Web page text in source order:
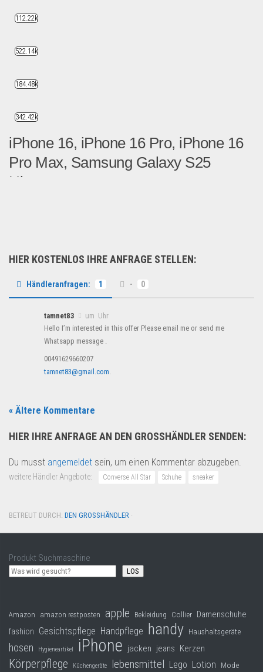
iPhone 16, iPhone 16 Pro, iPhone 16
Pro Max, Samsung Galaxy S25
Ultra,...
HIER KOSTENLOS IHRE ANFRAGE STELLEN:
Händleranfragen: 1 - 0
tamnet83
um Uhr
Hello I’m interested in this offer Please email me or send me
Whatsapp message .
00491629660207
tamnet83@gmail.com.
« Ältere Kommentare
HIER IHRE ANFRAGE AN DEN GROSSHÄNDLER SENDEN:
Du musst angemeldet sein, um einen Kommentar abzugeben.
weitere Händler Angebote: Converse All Star Schuhe sneaker
BETREUT DURCH: DEN GROSSHÄNDLER ·
Produkt Suchmaschine
LOS
Amazon amazon restposten apple Bekleidung Collier Damenschuhe
fashion Gesichtspflege Handpflege handy Haushaltsgeräte
hosen Hygieneartikel iPhone jacken jeans Kerzen
Körperpflege Küchengeräte lebensmittel Lego Lotion Mode
112.22k
522.14k
184.48k
342.42k